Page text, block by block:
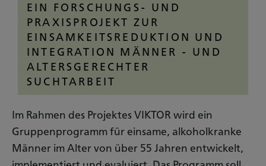
EIN FORSCHUNGS- UND
PRAXISPROJEKT ZUR
EINSAMKEITSREDUKTION UND
INTEGRATION MÄNNER - UND
ALTERSGERECHTER
SUCHTARBEIT
Im Rahmen des Projektes VIKTOR wird ein
Gruppenprogramm für einsame, alkoholkranke
Männer im Alter von über 55 Jahren entwickelt,